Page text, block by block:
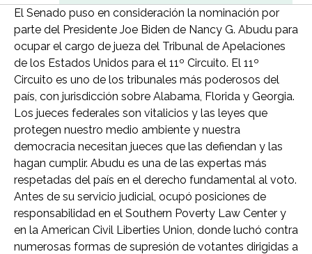
El Senado puso en consideración la nominación por
parte del Presidente Joe Biden de Nancy G. Abudu para
ocupar el cargo de jueza del Tribunal de Apelaciones
de los Estados Unidos para el 11º Circuito. El 11º
Circuito es uno de los tribunales más poderosos del
país, con jurisdicción sobre Alabama, Florida y Georgia.
Los jueces federales son vitalicios y las leyes que
protegen nuestro medio ambiente y nuestra
democracia necesitan jueces que las defiendan y las
hagan cumplir. Abudu es una de las expertas más
respetadas del país en el derecho fundamental al voto.
Antes de su servicio judicial, ocupó posiciones de
responsabilidad en el Southern Poverty Law Center y
en la American Civil Liberties Union, donde luchó contra
numerosas formas de supresión de votantes dirigidas a